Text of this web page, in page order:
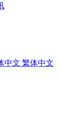
繁体中文